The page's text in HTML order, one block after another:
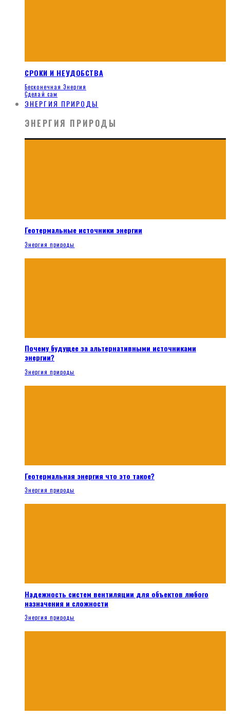
СРОКИ И НЕУДОБСТВА
Бесконечная Энергия
Сделай сам
ЭНЕРГИЯ ПРИРОДЫ
ЭНЕРГИЯ ПРИРОДЫ
Геотермальные источники энергии
Энергия природы
Почему будущее за альтернативными источниками
энергии?
Энергия природы
Геотермальная энергия что это такое?
Энергия природы
Надежность систем вентиляции для объектов любого
назначения и сложности
Энергия природы